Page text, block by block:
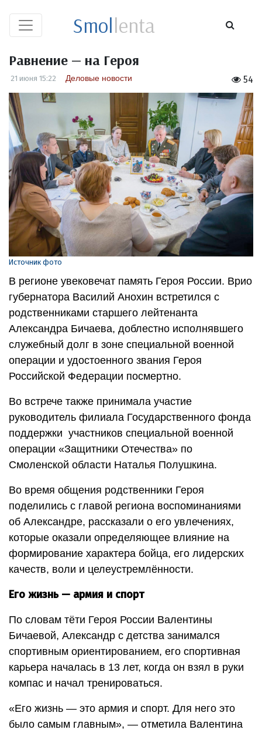
Smollenta
Равнение — на Героя
54
21 июня 15:22 Деловые новости
Источник фото
В регионе увековечат память Героя России. Врио
губернатора Василий Анохин встретился с
родственниками старшего лейтенанта
Александра Бичаева, доблестно исполнявшего
служебный долг в зоне специальной военной
операции и удостоенного звания Героя
Российской Федерации посмертно.
Во встрече также принимала участие
руководитель филиала Государственного фонда
поддержки участников специальной военной
операции «Защитники Отечества» по
Смоленской области Наталья Полушкина.
Во время общения родственники Героя
поделились с главой региона воспоминаниями
об Александре, рассказали о его увлечениях,
которые оказали определяющее влияние на
формирование характера бойца, его лидерских
качеств, воли и целеустремлённости.
Его жизнь — армия и спорт
По словам тёти Героя России Валентины
Бичаевой, Александр с детства занимался
спортивным ориентированием, его спортивная
карьера началась в 13 лет, когда он взял в руки
компас и начал тренироваться.
«Его жизнь — это армия и спорт. Для него это
было самым главным», — отметила Валентина